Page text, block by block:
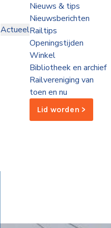
Actueel
Nieuws & tips
Nieuwsberichten
Railtips
Openingstijden
Winkel
Bibliotheek en archief
Railvereniging van
toen en nu
Lid worden >